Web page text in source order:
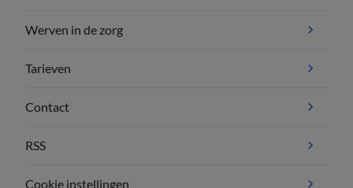
Werven in de zorg
Tarieven
Contact
RSS
Cookie instellingen